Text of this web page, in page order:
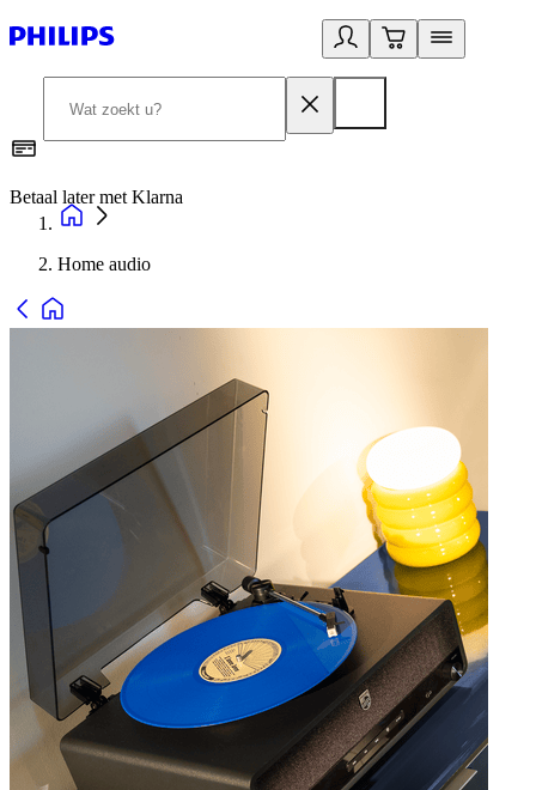
Betaal later met Klarna
Home audio